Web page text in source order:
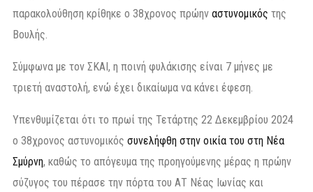
παρακολούθηση κρίθηκε ο 38χρονος πρώην αστυνομικός της
Βουλής.
Σύμφωνα με τον ΣΚΑΙ, η ποινή φυλάκισης είναι 7 μήνες με
τριετή αναστολή, ενώ έχει δικαίωμα να κάνει έφεση.
Υπενθυμίζεται ότι το πρωί της Τετάρτης 22 Δεκεμβρίου 2024
ο 38χρονος αστυνομικός συνελήφθη στην οικία του στη Νέα
Σμύρνη, καθώς το απόγευμα της προηγούμενης μέρας η πρώην
σύζυγος του πέρασε την πόρτα του ΑΤ Νέας Ιωνίας και